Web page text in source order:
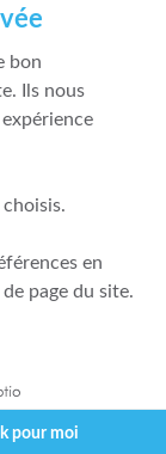
bon
Ils nous
en
page du site.
pour moi